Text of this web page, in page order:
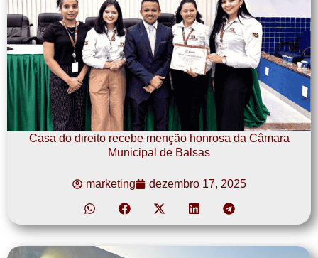
Casa do direito recebe menção honrosa da Câmara
Municipal de Balsas
marketing dezembro 17, 2025